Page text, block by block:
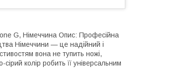
G, Німеччина Опис: Професійна
Німеччини — це надійний і
вона не тупить ножі,
колір робить її універсальним